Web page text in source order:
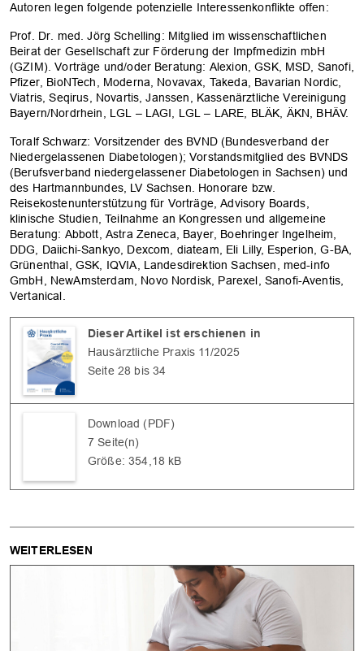
Autoren legen folgende potenzielle Interessenkonflikte offen:
Prof. Dr. med. Jörg Schelling: Mitglied im wissenschaftlichen
Beirat der Gesellschaft zur Förderung der Impfmedizin mbH
(GZIM). Vorträge und/oder Beratung: Alexion, GSK, MSD, Sanofi,
Pfizer, BioNTech, Moderna, Novavax, Takeda, Bavarian Nordic,
Viatris, Seqirus, Novartis, Janssen, Kassenärztliche Vereinigung
Bayern/Nordrhein, LGL – LAGI, LGL – LARE, BLÄK, ÄKN, BHÄV.
Toralf Schwarz: Vorsitzender des BVND (Bundesverband der
Niedergelassenen Diabetologen); Vorstandsmitglied des BVNDS
(Berufsverband niedergelassener Diabetologen in Sachsen) und
des Hartmannbundes, LV Sachsen. Honorare bzw.
Reisekostenunterstützung für Vorträge, Advisory Boards,
klinische Studien, Teilnahme an Kongressen und allgemeine
Beratung: Abbott, Astra Zeneca, Bayer, Boehringer Ingelheim,
DDG, Daiichi-Sankyo, Dexcom, diateam, Eli Lilly, Esperion, G-BA,
Grünenthal, GSK, IQVIA, Landesdirektion Sachsen, med-info
GmbH, NewAmsterdam, Novo Nordisk, Parexel, Sanofi-Aventis,
Vertanical.
Dieser Artikel ist erschienen in
Hausärztliche Praxis 11/2025
Seite 28 bis 34
Download (PDF)
7 Seite(n)
Größe: 354,18 kB
WEITERLESEN